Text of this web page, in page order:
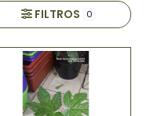
FILTROS 0